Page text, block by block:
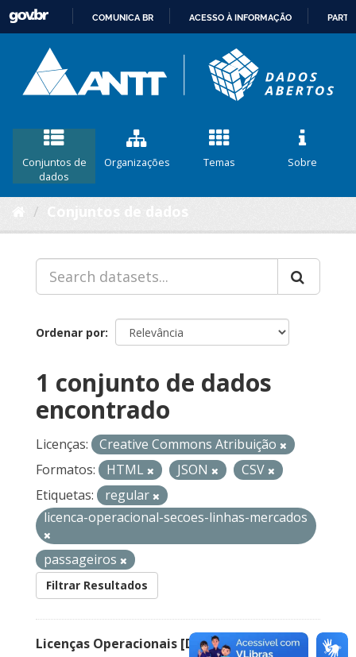
CONTEÚDO
COMUNICA BR ACESSO À INFORMAÇÃO
Conjuntos de
dados
Organizações Temas Sobre
Ordenar por
1 conjunto de dados
encontrado
Licenças:
Creative Commons Atribuição
Formatos:
HTML JSON
CSV
Etiquetas:
regular
licenca-operacional-secoes-linhas-mercados
passageiros
Filtrar Resultados
Licenças Operacionais [Descontinuado]